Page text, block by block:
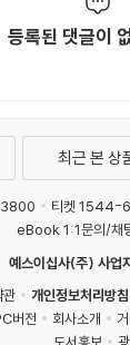
등록된 댓글이
최근 본 상
티켓 1544-
eBook 1:1문의/채
예스이십사(주) 사업
관
개인정보처리방침
버전
회사소개
도서홍보